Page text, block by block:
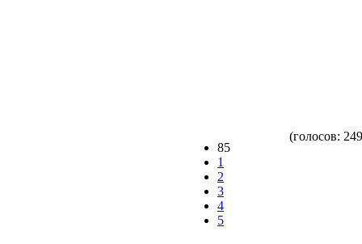
85
1
2
3
4
5
(голосов: